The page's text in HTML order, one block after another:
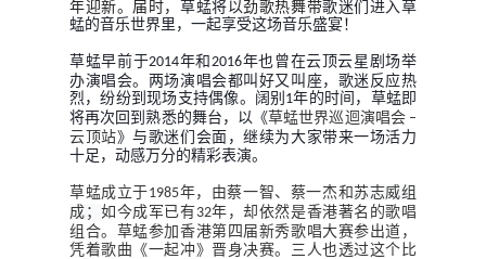
年迎新。届时， 草蜢将以劲歌热舞带歌迷们进入草
蜢的音乐世界里，一起享受这场音乐盛宴！
草蜢早前于2014年和2016年也曾在云顶云星剧场举
办演唱会。两场演唱会都叫好又叫座，歌迷反应热
烈，纷纷到现场支持偶像。阔别1年的时间，草蜢即
将再次回到熟悉的舞台，以《草蜢世界巡迴演唱会 –
云顶站》与歌迷们会面，继续为大家带来一场活力
十足，动感万分的精彩表演。
草蜢成立于1985年，由蔡一智、蔡一杰和苏志威组
成； 如今成军已有32年，却依然是香港著名的歌唱
组合。草蜢参加香港第四届新秀歌唱大赛参出道，
凭着歌曲《一起冲》晋身决赛。三人也透过这个比